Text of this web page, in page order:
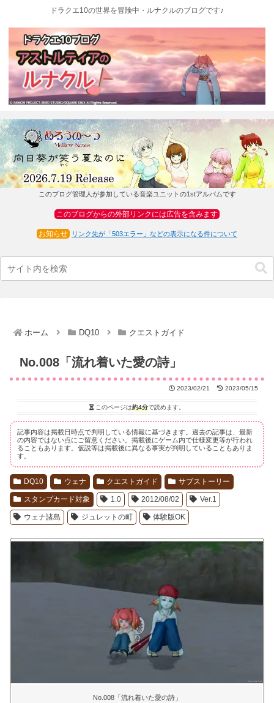
ドラクエ10の世界を冒険中・ルナクルのブログです♪
このブログ管理人が参加している音楽ユニットの1stアルバムです
このブログからの外部リンクには広告を含みます
お知らせ リンク先が「503エラー」などの表示になる件について
ホーム DQ10 クエストガイド
No.008「流れ着いた愛の詩」
2023/02/21 2023/05/15
このページは約4分で読めます。
記事内容は掲載日時点で判明している情報に基づきます。過去の記事は、最新
の内容ではない点にご留意ください。掲載後にゲーム内で仕様変更等が行われ
ることもあります。仮説等は掲載後に異なる事実が判明していることもありま
す。
DQ10 ウェナ クエストガイド サブストーリー
スタンプカード対象 1.0 2012/08/02 Ver.1
ウェナ諸島 ジュレットの町 体験版OK
No.008「流れ着いた愛の詩」